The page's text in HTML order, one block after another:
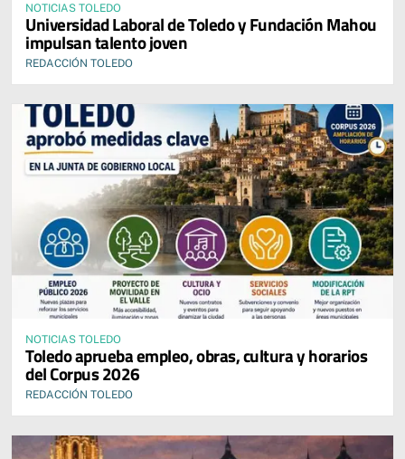
NOTICIAS TOLEDO
Universidad Laboral de Toledo y Fundación Mahou
impulsan talento joven
REDACCIÓN TOLEDO
NOTICIAS TOLEDO
Toledo aprueba empleo, obras, cultura y horarios
del Corpus 2026
REDACCIÓN TOLEDO